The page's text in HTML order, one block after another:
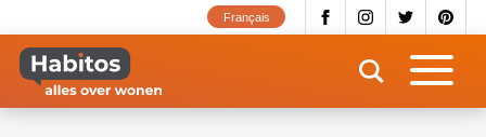
naar
inhoud
gaan
Français